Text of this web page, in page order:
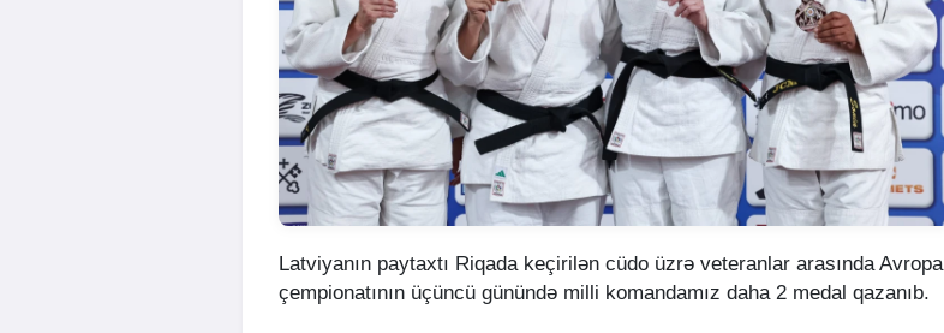
Latviyanın paytaxtı Riqada keçirilən cüdo üzrə veteranlar arasında Avropa
çempionatının üçüncü günündə milli komandamız daha 2 medal qazanıb.